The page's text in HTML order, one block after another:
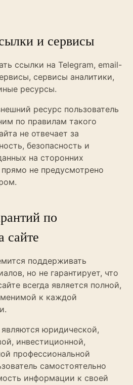
и сервисы
ссылки на Telegram, email-
сервисы аналитики,
ресурсы.
ресурс пользователь
по правилам такого
не отвечает за
безопасность и
на сторонних
не предусмотрено
по
сайте
поддерживать
но не гарантирует, что
всегда является полной,
к каждой
юридической,
инвестиционной,
профессиональной
самостоятельно
информации к своей